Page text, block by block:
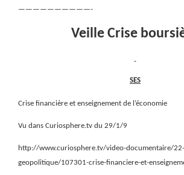
——————————-
Veille Crise
SES
Crise financière et enseignement de l’économie
Vu dans Curiosphere.tv du 29/1/9
http://www.curiosphere.tv/video-documentaire/
geopolitique/107301-crise-financiere-et-